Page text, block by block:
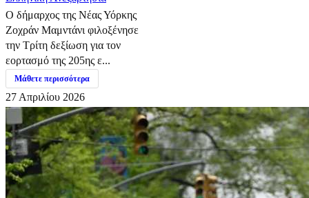
Ο δήμαρχος της Νέας Υόρκης
Ζοχράν Μαμντάνι φιλοξένησε
την Τρίτη δεξίωση για τον
εορτασμό της 205ης ε...
Μάθετε περισσότερα
27 Απριλίου 2026